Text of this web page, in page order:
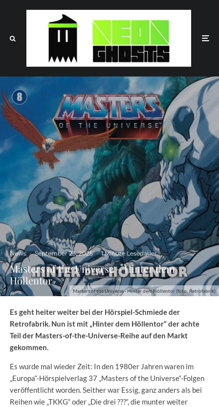
Masters of the Universe - Hinter dem Höllentor (foto: Retrofabrik)
News · September 23, 2025 · 1 Minute Lesedauer
Masters of the Universe – Hinter dem
Höllentor
Es geht heiter weiter bei der Hörspiel-Schmiede der
Retrofabrik. Nun ist mit „Hinter dem Höllentor“ der achte
Teil der Masters-of-the-Universe-Reihe auf den Markt
gekommen.
Es wurde mal wieder Zeit: In den 1980er Jahren waren im
„Europa“-Hörspielverlag 37 „Masters of the Universe“-Folgen
veröffentlicht worden. Seither war Essig, ganz anders als bei
Reihen wie „TKKG“ oder „Die drei ???“, die munter weiter